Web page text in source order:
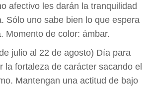
afectivo les darán la tranquilidad
Sólo uno sabe bien lo que espera
Momento de color: ámbar.
julio al 22 de agosto) Día para
la fortaleza de carácter sacando el
Mantengan una actitud de bajo